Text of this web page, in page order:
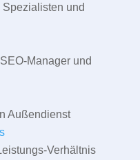
Spezialisten und
Manager und
Außendienst
Verhältnis